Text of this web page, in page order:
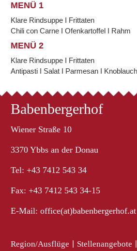
MENÜ 1
Klare Rindsuppe I Frittaten
Chili con Carne I Ofenkartoffel I Rahm
MENÜ 2
Klare Rindsuppe I Frittaten
Antipasti I Salat I Parmesan I
Babenbergerhof
Wiener Straße 10
3370 Ybbs an der Donau
Tel: +43 7412 543 34
Fax: +43 7412 543 34-15
E-Mail:office(at)babenbergerhof.at
Region/Ausflüge Stellenangebote